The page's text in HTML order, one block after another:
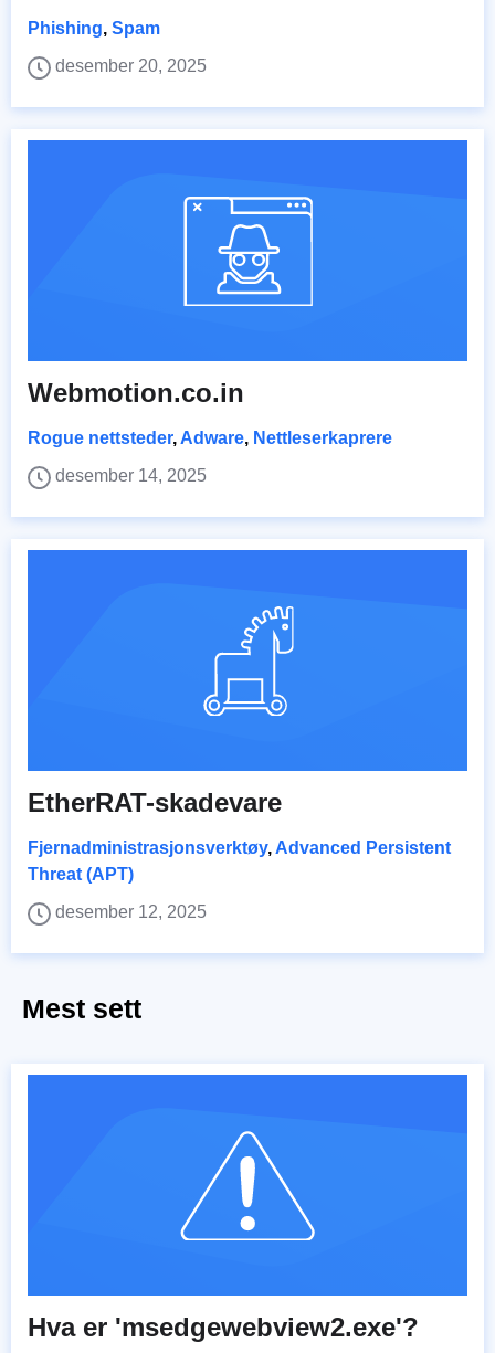
Phishing, Spam
desember 20, 2025
Webmotion.co.in
Rogue nettsteder, Adware, Nettleserkaprere
desember 14, 2025
EtherRAT-skadevare
Fjernadministrasjonsverktøy, Advanced Persistent
Threat (APT)
desember 12, 2025
Mest sett
Hva er 'msedgewebview2.exe'?